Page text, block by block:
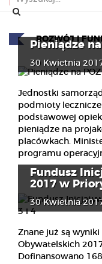
ROZWÓJ I
Pieniądze
30 Kwietnia
Jednostki
podmioty
podstawowej
pieniądze na
placówkach.
programu
Fundusz
2017 w
30 Kwietnia
Znane już są
Obywatelskich
Dofinansowano